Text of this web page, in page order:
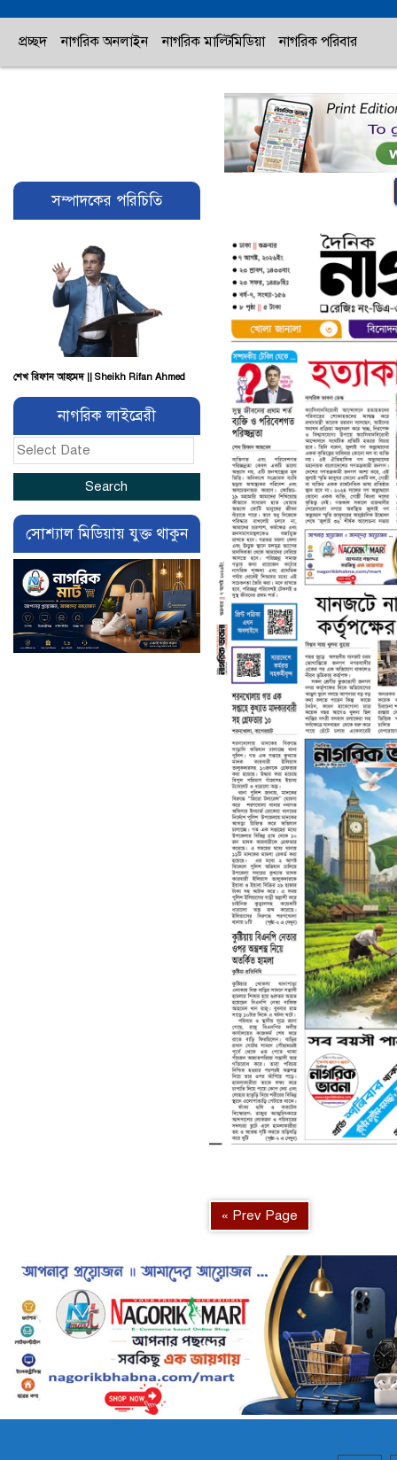
প্রচ্ছদ নাগরিক অনলাইন নাগরিক মাল্টিমিডিয়া নাগরিক পরিবার
সম্পাদকের পরিচিতি
শেখ রিফান আহমেদ || Sheikh Rifan Ahmed
নাগরিক লাইব্রেরী
সোশ্যাল মিডিয়ায় যুক্ত থাকুন
« Prev Page